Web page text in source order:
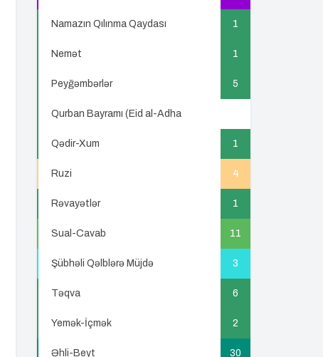
Namazın Qılınma Qaydası 1
Nemət 1
Peyğəmbərlər 5
Qurban Bayramı (Eid al-Adha
Qədir-Xum 1
Ruzi 4
Rəvayətlər 1
Sual-Cavab 11
Şübhəli Qəlblərə Müjdə 3
Təqva 6
Yemək-İçmək 2
Əhli-Beyt 30